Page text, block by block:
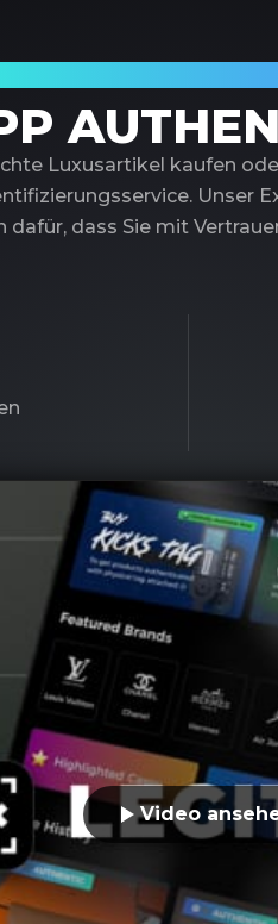
Luxusartikel kaufen
Unser
dafür, dass Sie mit
Video